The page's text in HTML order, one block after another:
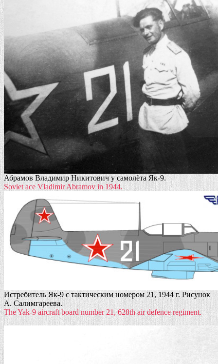
Абрамов Владимир Никитович у самолёта Як-9.
Soviet ace Vladimir Abramov in 1944.
Истребитель Як-9 с тактическим номером 21, 1944 г. Рисунок
А. Салимгареева.
The Yak-9 aircraft board number 21,628th air defence regiment.